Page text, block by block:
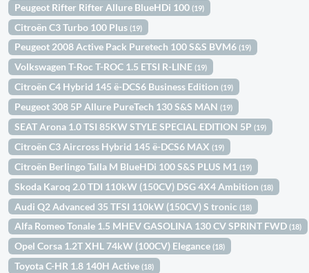
Peugeot Rifter Rifter Allure BlueHDi 100(19)
Citroën C3 Turbo 100 Plus(19)
Peugeot 2008 Active Pack Puretech 100 S&S BVM6(19)
Volkswagen T-Roc T-ROC 1.5 ETSI R-LINE(19)
Citroën C4 Hybrid 145 ë-DCS6 Business Edition(19)
Peugeot 308 5P Allure PureTech 130 S&S MAN(19)
SEAT Arona 1.0 TSI 85KW STYLE SPECIAL EDITION 5P(19)
Citroën C3 Aircross Hybrid 145 ë-DCS6 MAX(19)
Citroën Berlingo Talla M BlueHDi 100 S&S PLUS M1(19)
Skoda Karoq 2.0 TDI 110kW (150CV) DSG 4X4 Ambition(18)
Audi Q2 Advanced 35 TFSI 110kW (150CV) S tronic(18)
Alfa Romeo Tonale 1.5 MHEV GASOLINA 130 CV SPRINT FWD(18)
Opel Corsa 1.2T XHL 74kW (100CV) Elegance(18)
Toyota C-HR 1.8 140H Active(18)